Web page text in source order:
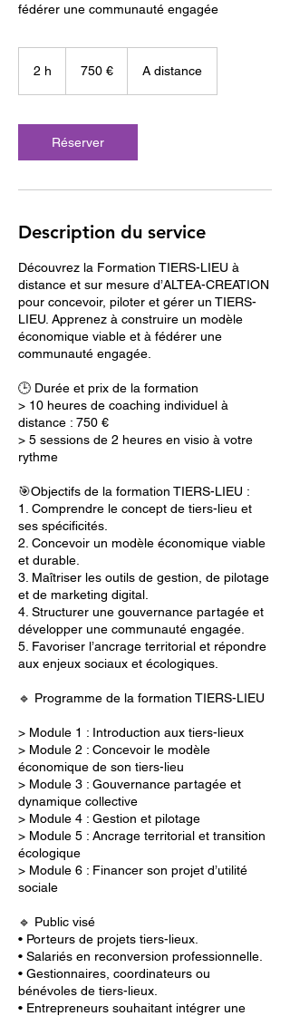
fédérer une communauté engagée
2 h 750 € A distance
Réserver
Description du service
Découvrez la Formation TIERS-LIEU à
distance et sur mesure d’ALTEA-CREATION
pour concevoir, piloter et gérer un TIERS-
LIEU. Apprenez à construire un modèle
économique viable et à fédérer une
communauté engagée.
🕒 Durée et prix de la formation
> 10 heures de coaching individuel à
distance : 750 €
> 5 sessions de 2 heures en visio à votre
rythme
🎯Objectifs de la formation TIERS-LIEU :
1. Comprendre le concept de tiers-lieu et
ses spécificités.
2. Concevoir un modèle économique viable
et durable.
3. Maîtriser les outils de gestion, de pilotage
et de marketing digital.
4. Structurer une gouvernance partagée et
développer une communauté engagée.
5. Favoriser l’ancrage territorial et répondre
aux enjeux sociaux et écologiques.
🔹 Programme de la formation TIERS-LIEU
> Module 1 : Introduction aux tiers-lieux
> Module 2 : Concevoir le modèle
économique de son tiers-lieu
> Module 3 : Gouvernance partagée et
dynamique collective
> Module 4 : Gestion et pilotage
> Module 5 : Ancrage territorial et transition
écologique
> Module 6 : Financer son projet d’utilité
sociale
🔹 Public visé
• Porteurs de projets tiers-lieux.
• Salariés en reconversion professionnelle.
• Gestionnaires, coordinateurs ou
bénévoles de tiers-lieux.
• Entrepreneurs souhaitant intégrer une